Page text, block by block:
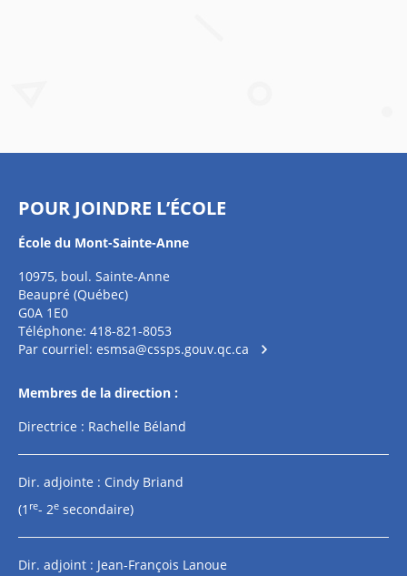
POUR JOINDRE L’ÉCOLE
École du Mont-Sainte-Anne
10975, boul. Sainte-Anne
Beaupré (Québec)
G0A 1E0
Téléphone: 418-821-8053
Par courriel: esmsa@cssps.gouv.qc.ca
Membres de la direction :
Directrice : Rachelle Béland
Dir. adjointe : Cindy Briand
(1 re- 2e secondaire)
Dir. adjoint : Jean-François Lanoue